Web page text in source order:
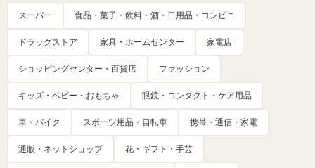
スーパー 食品・菓子・飲料・酒・日用品・コンビニ
ドラッグストア 家具・ホームセンター 家電店
ショッピングセンター・百貨店 ファッション
キッズ・ベビー・おもちゃ 眼鏡・コンタクト・ケア用品
車・バイク スポーツ用品・自転車 携帯・通信・家電
通販・ネットショップ 花・ギフト・手芸